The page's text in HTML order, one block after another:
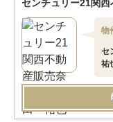
センチュリー21関西
物
セ
祐